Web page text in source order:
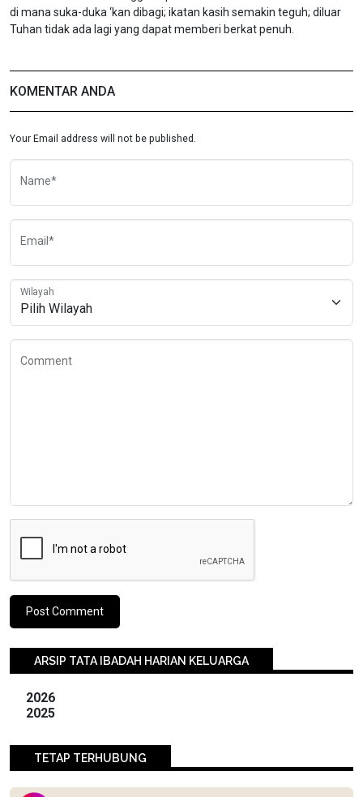
di mana suka-duka ‘kan dibagi; ikatan kasih semakin teguh; diluar
Tuhan tidak ada lagi yang dapat memberi berkat penuh.
KOMENTAR ANDA
Your Email address will not be published.
Name*
Email*
Wilayah
Comment
ARSIP TATA IBADAH HARIAN KELUARGA
2026
2025
TETAP TERHUBUNG